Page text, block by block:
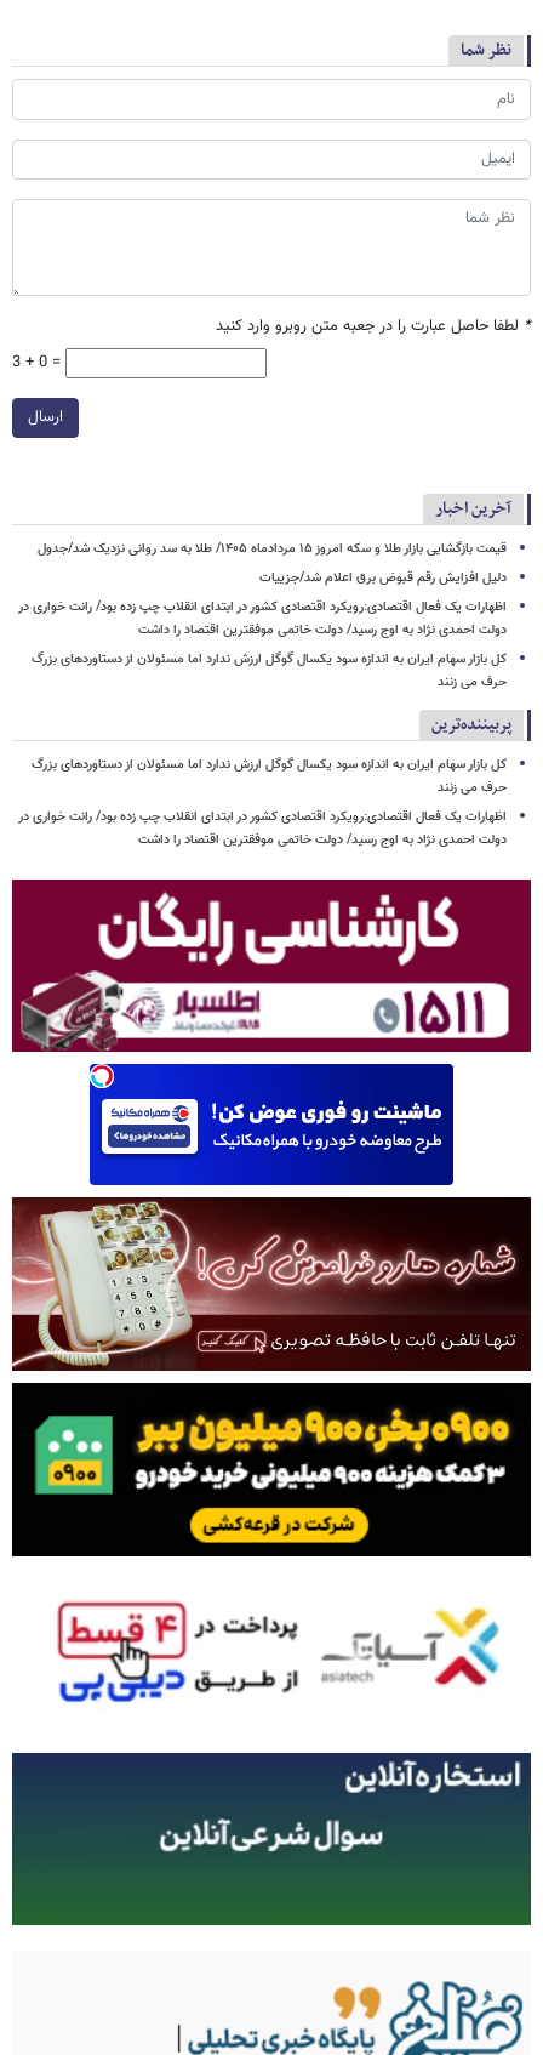
نظر شما
* لطفا حاصل عبارت را در جعبه متن روبرو وارد کنید
3 + 0 =
ارسال
آخرین اخبار
قیمت بازگشایی بازار طلا و سکه امروز ۱۵ مردادماه ۱۴۰۵/ طلا به سد روانی نزدیک شد/جدول
دلیل افزایش رقم قبوض برق اعلام شد/جزییات
اظهارات یک فعال اقتصادی:رویکرد اقتصادی کشور در ابتدای انقلاب چپ زده بود/ رانت خواری در
دولت احمدی نژاد به اوج رسید/ دولت خاتمی موفقترین اقتصاد را داشت
کل بازار سهام ایران به اندازه سود یکسال گوگل ارزش ندارد اما مسئولان از دستاوردهای بزرگ
حرف می زنند
پربیننده‌ترین
کل بازار سهام ایران به اندازه سود یکسال گوگل ارزش ندارد اما مسئولان از دستاوردهای بزرگ
حرف می زنند
اظهارات یک فعال اقتصادی:رویکرد اقتصادی کشور در ابتدای انقلاب چپ زده بود/ رانت خواری در
دولت احمدی نژاد به اوج رسید/ دولت خاتمی موفقترین اقتصاد را داشت